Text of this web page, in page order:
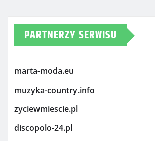
PARTNERZY SERWISU
marta-moda.eu
muzyka-country.info
zyciewmiescie.pl
discopolo-24.pl